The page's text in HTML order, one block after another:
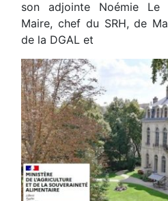
son adjointe Noémie Le
Maire, chef du SRH, de
de la DGAL et